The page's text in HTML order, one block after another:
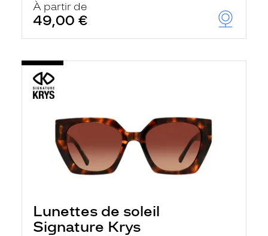
À partir de
49,00 €
Lunettes de soleil
Signature Krys